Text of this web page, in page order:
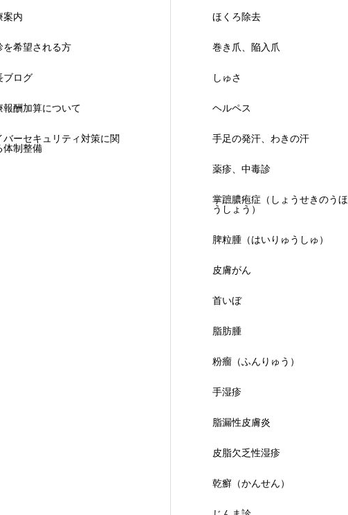
案内
を希望される方
ブログ
報酬加算について
バーセキュリティ対策に関
体制整備
ほくろ除去
巻き爪、陥入爪
しゅさ
ヘルペス
手足の発汗、わきの汗
薬疹、中毒診
掌蹠膿疱症（しょうせきのうほ
うしょう）
脾粒腫（はいりゅうしゅ）
皮膚がん
首いぼ
脂肪腫
粉瘤（ふんりゅう）
手湿疹
脂漏性皮膚炎
皮脂欠乏性湿疹
乾癬（かんせん）